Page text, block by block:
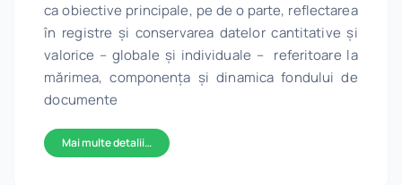
ca obiective principale, pe de o parte, reflectarea
în registre şi conservarea datelor cantitative şi
valorice – globale şi individuale – referitoare la
mărimea, componenţa şi dinamica fondului de
documente
Mai multe detalii…